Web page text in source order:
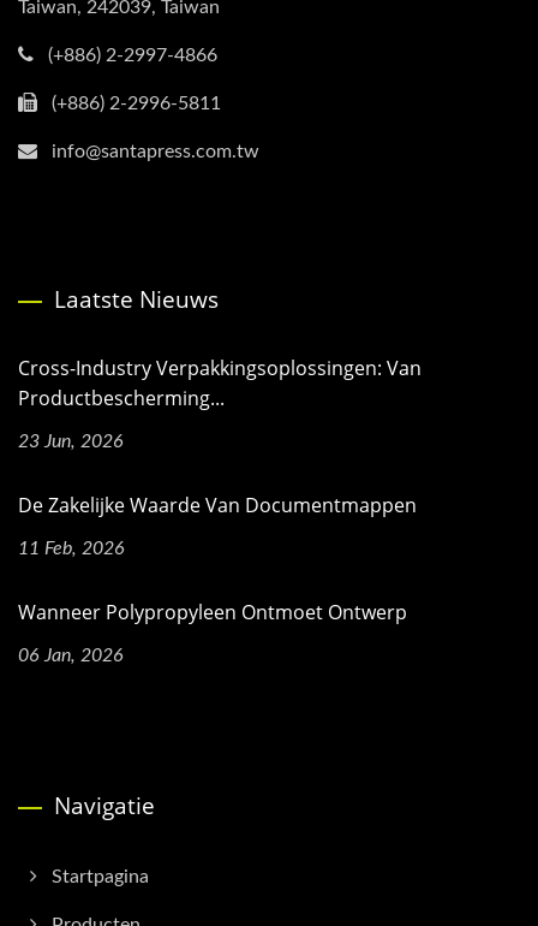
Taiwan, 242039, Taiwan
(+886) 2-2997-4866
(+886) 2-2996-5811
info@santapress.com.tw
Laatste Nieuws
Cross-Industry Verpakkingsoplossingen: Van
Productbescherming...
23 Jun, 2026
De Zakelijke Waarde Van Documentmappen
11 Feb, 2026
Wanneer Polypropyleen Ontmoet Ontwerp
06 Jan, 2026
Navigatie
Startpagina